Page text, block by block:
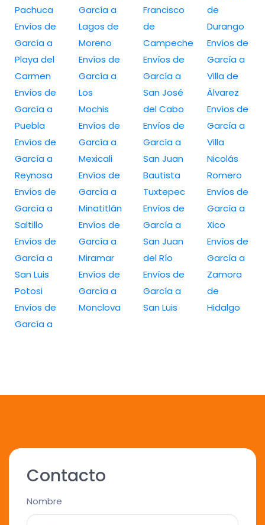
Pachuca
Envíos de
García a
Playa del
Carmen
Envíos de
García a
Puebla
Envíos de
García a
Reynosa
Envíos de
García a
Saltillo
Envíos de
García a
San Luis
Potosi
Envíos de
García a
García a
Lagos de
Moreno
Envíos de
García a
Los
Mochis
Envíos de
García a
Mexicali
Envíos de
García a
Minatitlán
Envíos de
García a
Miramar
Envíos de
García a
Monclova
Francisco
de
Campeche
Envíos de
García a
San José
del Cabo
Envíos de
García a
San Juan
Bautista
Tuxtepec
Envíos de
García a
San Juan
del Río
Envíos de
García a
San Luis
de
Durango
Envíos de
García a
Villa de
Álvarez
Envíos de
García a
Villa
Nicolás
Romero
Envíos de
García a
Xico
Envíos de
García a
Zamora
de
Hidalgo
Contacto
Nombre